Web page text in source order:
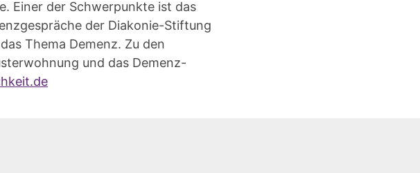
Einer der Schwerpunkte ist das
der Diakonie-Stiftung
Thema Demenz. Zu den
und das Demenz-